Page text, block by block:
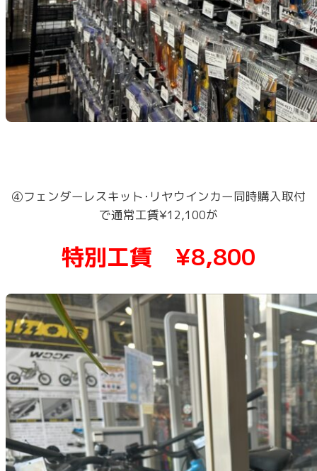
④フェンダーレスキット･リヤウインカー同時購入取付
で通常工賃¥12,100が
特別工賃 ¥8,800